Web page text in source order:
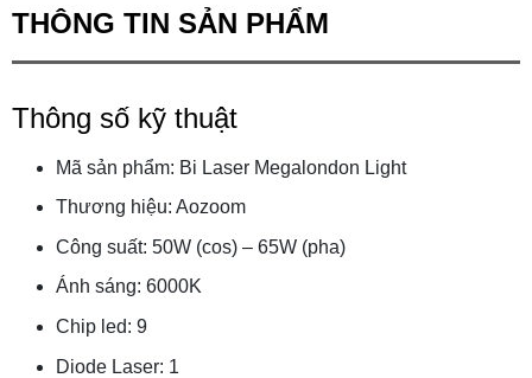
THÔNG TIN SẢN PHẨM
Thông số kỹ thuật
Mã sản phẩm: Bi Laser Megalondon Light
Thương hiệu: Aozoom
Công suất: 50W (cos) – 65W (pha)
Ánh sáng: 6000K
Chip led: 9
Diode Laser: 1